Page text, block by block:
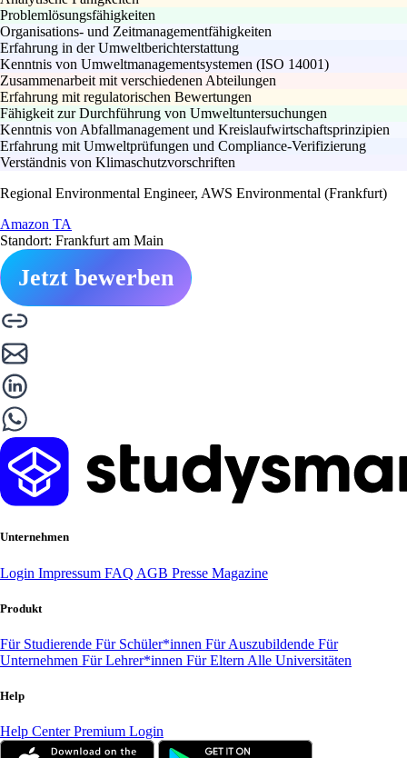
Problemlösungsfähigkeiten
Organisations- und Zeitmanagementfähigkeiten
Erfahrung in der Umweltberichterstattung
Kenntnis von Umweltmanagementsystemen (ISO 14001)
Zusammenarbeit mit verschiedenen Abteilungen
Erfahrung mit regulatorischen Bewertungen
Fähigkeit zur Durchführung von Umweltuntersuchungen
Kenntnis von Abfallmanagement und Kreislaufwirtschaftsprinzipien
Erfahrung mit Umweltprüfungen und Compliance-Verifizierung
Verständnis von Klimaschutzvorschriften
Regional Environmental Engineer, AWS Environmental (Frankfurt)
Amazon TA
Standort: Frankfurt am Main
Jetzt bewerben
Unternehmen
Login Impressum FAQ AGB Presse Magazine
Produkt
Für Studierende Für Schüler*innen Für Auszubildende Für
Unternehmen Für Lehrer*innen Für Eltern Alle Universitäten
Help
Help CenterPremium Login